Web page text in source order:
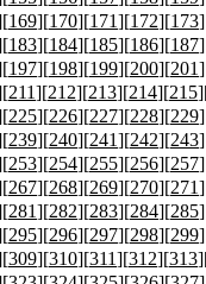
169][170][171][172][173
183][184][185][186][187
197][198][199][200][201
211][212][213][214][215
225][226][227][228][229
239][240][241][242][243
253][254][255][256][257
267][268][269][270][271
281][282][283][284][285
295][296][297][298][299
309][310][311][312][313